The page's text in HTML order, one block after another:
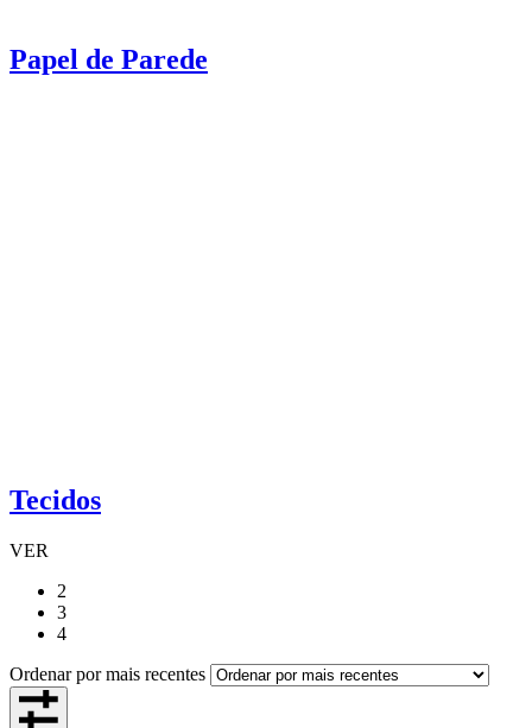
Papel de Parede
Tecidos
VER
2
3
4
Ordenar por mais recentes